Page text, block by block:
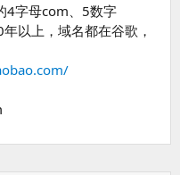
4字母com、5数字
以上，域名都在谷歌，